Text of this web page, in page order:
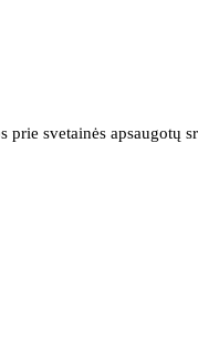
svetainės apsaugotų